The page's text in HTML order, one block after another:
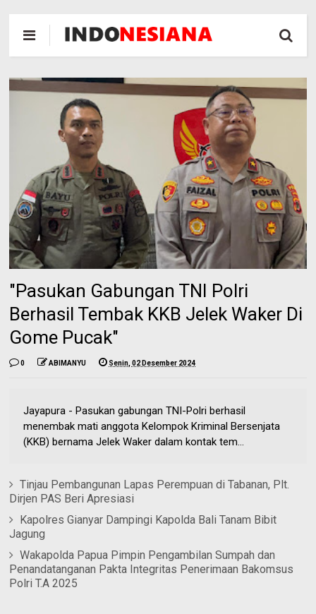
"Pasukan Gabungan TNI Polri
Berhasil Tembak KKB Jelek Waker Di
Gome Pucak"
0 ABIMANYU Senin, 02 Desember 2024
Jayapura - Pasukan gabungan TNI-Polri berhasil
menembak mati anggota Kelompok Kriminal Bersenjata
(KKB) bernama Jelek Waker dalam kontak tem...
Tinjau Pembangunan Lapas Perempuan di Tabanan, Plt.
Dirjen PAS Beri Apresiasi
Kapolres Gianyar Dampingi Kapolda Bali Tanam Bibit
Jagung
Wakapolda Papua Pimpin Pengambilan Sumpah dan
Penandatanganan Pakta Integritas Penerimaan Bakomsus
Polri T.A 2025